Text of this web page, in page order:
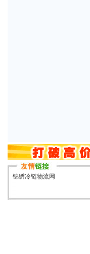
锦绣冷链物流网